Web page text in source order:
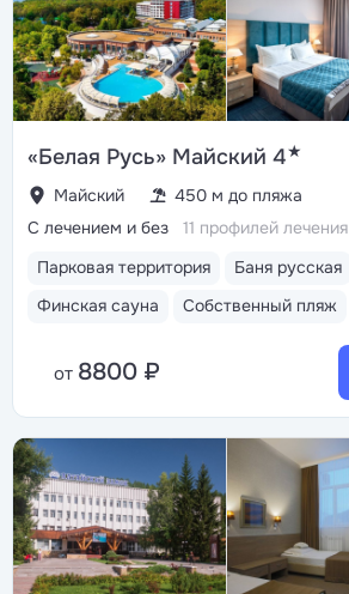
«Белая Русь» Майский 4★
Майский 450 м до пляжа
Парковая территория
Баня русская
Финская сауна
Собственный пляж
С лечением и без 11 профилей лечения
от 8800 ₽